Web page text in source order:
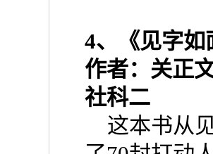
4、
《见字
作者：关正
社科二
这本书从